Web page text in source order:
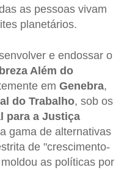
as pessoas vivam
planetários.
e endossar o
Além do
em Genebra,
do Trabalho, sob os
para a Justiça
gama de alternativas
de "crescimento-
as políticas por